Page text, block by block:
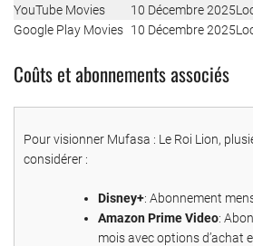
YouTube Movies
10 Décembre 2025
Google Play Movies 10 Décembre 2025
Coûts et abonnements associés
Pour visionner Mufasa : Le Roi Lion,
considérer :
Disney+: Abonnement
Amazon Prime Video:
mois avec options d’achat